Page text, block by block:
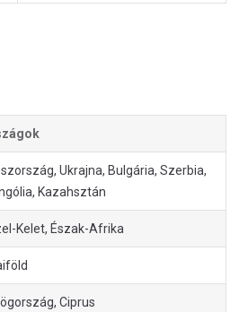
Ukrajna, Bulgária, Szerbia,
Kazahsztán
Kelet, Észak-Afrika
Ciprus